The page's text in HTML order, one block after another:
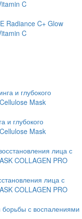
Radiance C+ Glow
C
и глубокого
Mask
лица с
COLLAGEN PRO